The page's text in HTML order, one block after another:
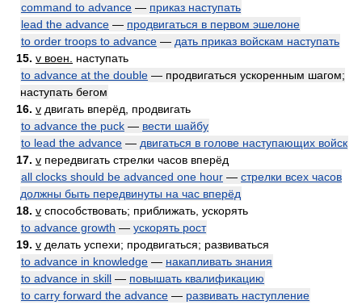
command to advance — приказ наступать
lead the advance — продвигаться в первом эшелоне
to order troops to advance — дать приказ войскам наступать
15. v воен.
наступать
to advance at the double — продвигаться ускоренным шагом;
наступать бегом
16. v двигать вперёд, продвигать
to advance the puck — вести шайбу
to lead the advance — двигаться в голове наступающих войск
17. v передвигать стрелки часов вперёд
all clocks should be advanced one hour — стрелки всех часов
должны быть передвинуты на час вперёд
18. v способствовать; приближать, ускорять
to advance growth — ускорять рост
19. v делать успехи; продвигаться; развиваться
to advance in knowledge — накапливать знания
to advance in skill — повышать квалификацию
to carry forward the advance — развивать наступление